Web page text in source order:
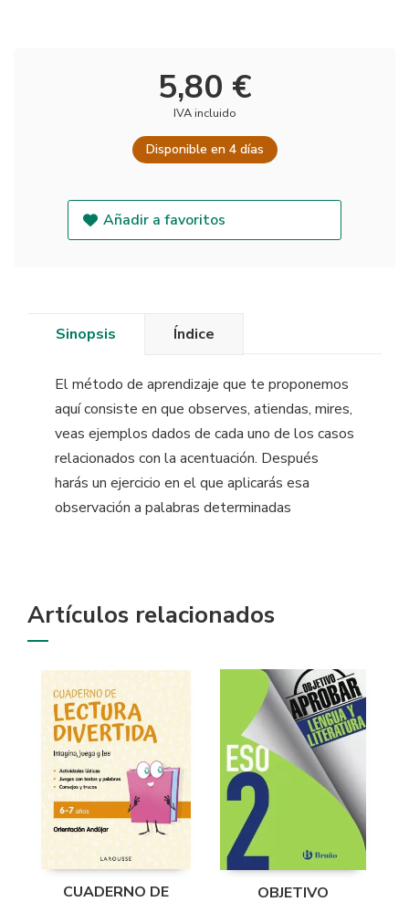
5,80 €
IVA incluido
Disponible en 4 días
Añadir a favoritos
Sinopsis Índice
El método de aprendizaje que te proponemos
aquí consiste en que observes, atiendas, mires,
veas ejemplos dados de cada uno de los casos
relacionados con la acentuación. Después
harás un ejercicio en el que aplicarás esa
observación a palabras determinadas
Artículos relacionados
CUADERNO DE
OBJETIVO